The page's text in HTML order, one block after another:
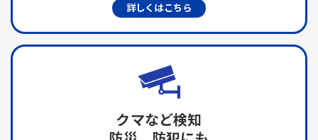
詳しくはこちら
クマなど検知